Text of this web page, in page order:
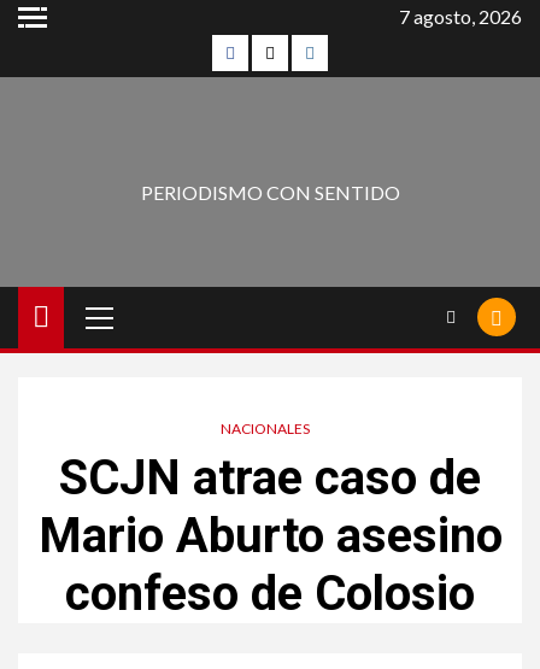
7 agosto, 2026
PERIODISMO CON SENTIDO
NACIONALES
SCJN atrae caso de
Mario Aburto asesino
confeso de Colosio